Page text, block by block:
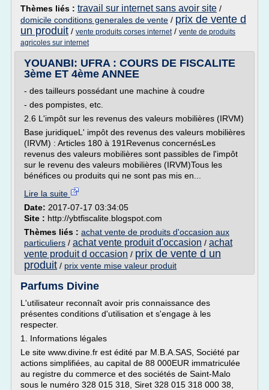
Thèmes liés : travail sur internet sans avoir site /
domicile conditions generales de vente / prix de vente d
un produit / vente produits corses internet/ vente de produits
agricoles sur internet
YOUANBI: UFRA : COURS DE FISCALITE
3ème ET 4ème ANNEE
- des tailleurs possédant une machine à coudre
- des pompistes, etc.
2.6 L'impôt sur les revenus des valeurs mobilières (IRVM)
Base juridiqueL' impôt des revenus des valeurs mobilières
(IRVM) : Articles 180 à 191Revenus concernésLes
revenus des valeurs mobilières sont passibles de l'impôt
sur le revenu des valeurs mobilières (IRVM)Tous les
bénéfices ou produits qui ne sont pas mis en...
Lire la suite
Date: 2017-07-17 03:34:05
Site : http://ybtfiscalite.blogspot.com
Thèmes liés : achat vente de produits d'occasion aux
particuliers / achat vente produit d'occasion / achat
vente produit d occasion / prix de vente d un
produit / prix vente mise valeur produit
Parfums Divine
L'utilisateur reconnaît avoir pris connaissance des
présentes conditions d'utilisation et s'engage à les
respecter.
1. Informations légales
Le site www.divine.fr est édité par M.B.A.SAS, Société par
actions simplifiées, au capital de 88 000EUR immatriculée
au registre du commerce et des sociétés de Saint-Malo
sous le numéro 328 015 318, Siret 328 015 318 000 38,